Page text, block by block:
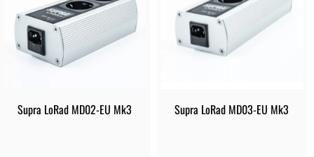
Supra LoRad MD02-EU Mk3 Supra LoRad MD03-EU Mk3